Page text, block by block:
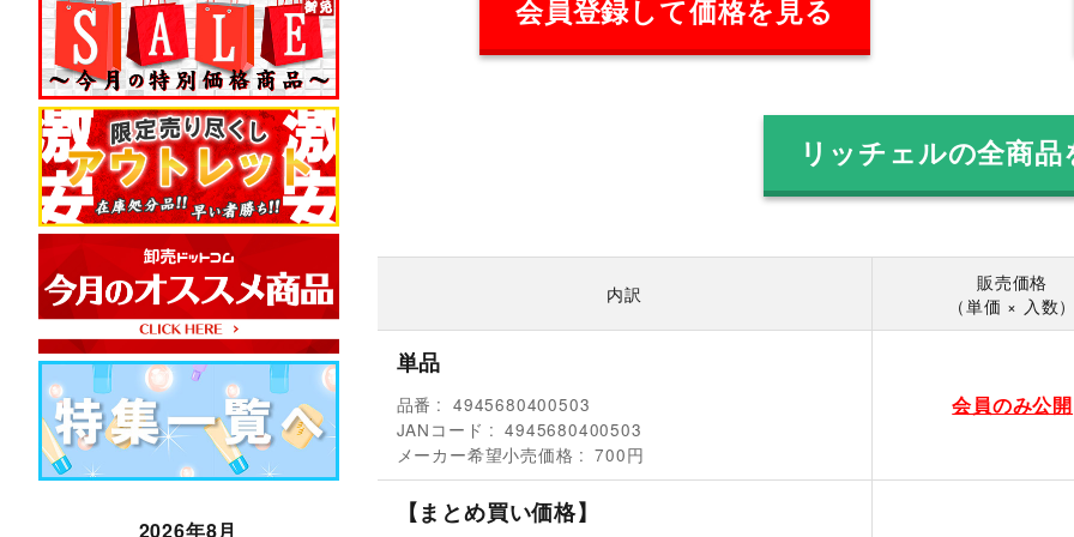
会員登録して価格を見る
リッチェルの全商品
内訳
販売価格
（単価 × 入数
単品
品番
4945680400503
JANコード
4945680400503
メーカー希望小売価格
700円
会員のみ公開
【まとめ買い価格】
2026年8月